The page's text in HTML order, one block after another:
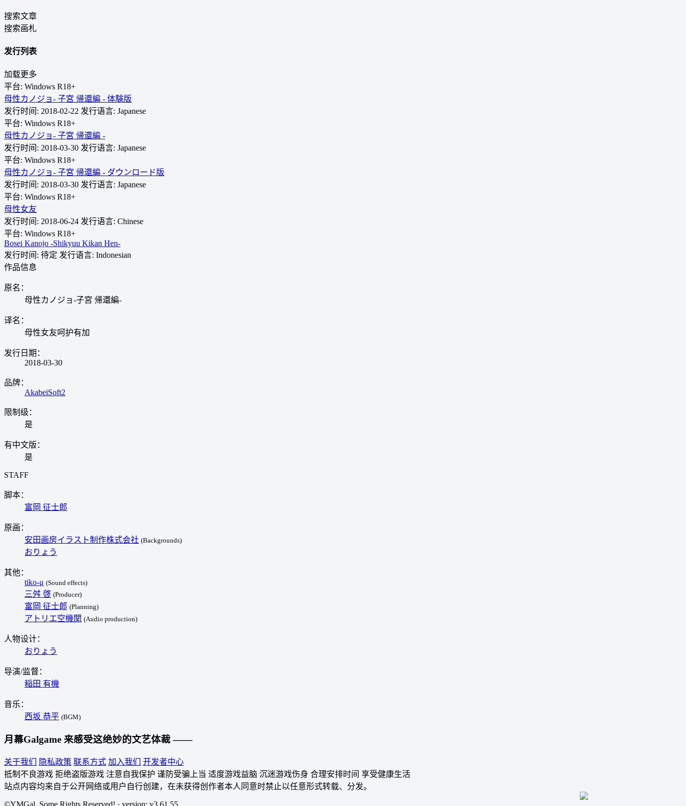
搜索文章
搜索画札
发行列表
加载更多
平台: Windows R18+
母性カノジョ- 子宮 帰還編 - 体験版
发行时间: 2018-02-22 发行语言: Japanese
平台: Windows R18+
母性カノジョ- 子宮 帰還編 -
发行时间: 2018-03-30 发行语言: Japanese
平台: Windows R18+
母性カノジョ- 子宮 帰還編 - ダウンロード版
发行时间: 2018-03-30 发行语言: Japanese
平台: Windows R18+
母性女友
发行时间: 2018-06-24 发行语言: Chinese
平台: Windows R18+
Bosei Kanojo -Shikyuu Kikan Hen-
发行时间: 待定 发行语言: Indonesian
作品信息
原名：
母性カノジョ-子宮 帰還編-
译名：
母性女友呵护有加
发行日期：
2018-03-30
品牌：
AkabeiSoft2
限制级：
是
有中文版：
是
STAFF
脚本：
富岡 征士郎
原画：
安田画房イラスト制作株式会社 (Backgrounds)
おりょう
其他：
tiko-μ (Sound effects)
三舛 啓 (Producer)
富岡 征士郎 (Planning)
アトリエ空機関 (Audio production)
人物设计：
おりょう
导演/监督：
稲田 有機
音乐：
西坂 恭平 (BGM)
月幕Galgame 来感受这绝妙的文艺体裁 ——
关于我们 隐私政策 联系方式 加入我们
开发者中心
抵制不良游戏 拒绝盗版游戏 注意自我保护 谨防受骗上当 适度游戏益脑 沉迷游戏伤身 合理安排时间 享受健康生活
站点内容均来自于公开网络或用户自行创建，在未获得创作者本人同意时禁止以任意形式转载、分发。
©YMGal. Some Rights Reserved! · version: v3.61.55